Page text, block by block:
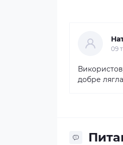
09
добре